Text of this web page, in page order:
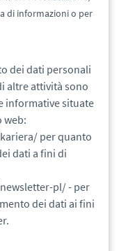
di informazioni o per
dei dati personali
altre attività sono
informative situate
web:
per quanto
dati a fini di
pl/ - per
dei dati ai fini